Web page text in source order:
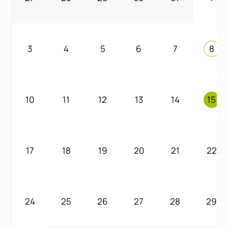
3 4 5 6 7 8
10 11 12 13 14 15
17 18 19 20 21 22
24 25 26 27 28 29